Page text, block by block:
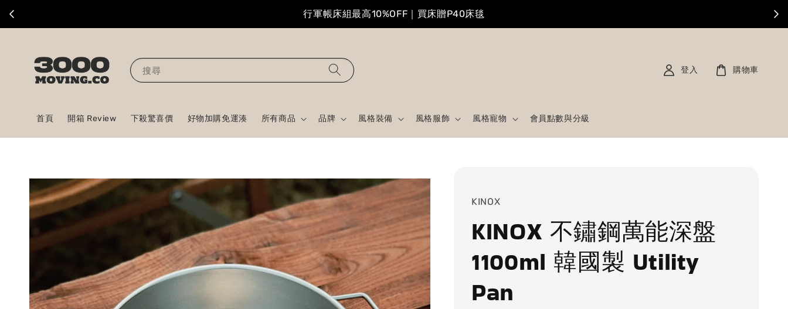
行軍帳床組最高10%OFF｜買床贈P40床毯
搜尋
首頁 開箱 Review 下殺驚喜價 好物加購免運湊 所有商品 品牌 風格裝備 風格服飾 風格寵物 會員點數與分級
登入 購物車
KINOX
KINOX 不鏽鋼萬能深盤
1100ml 韓國製 Utility
Pan